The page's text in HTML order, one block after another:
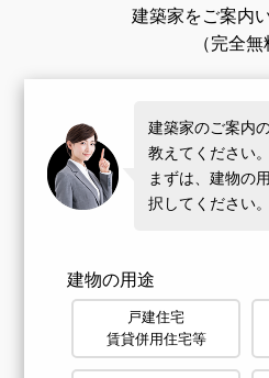
建築家をご案内
（完全無
建築家のご案内
教えてください。
まずは、建物の
択してください。
建物の用途
戸建住宅
賃貸併用住宅等